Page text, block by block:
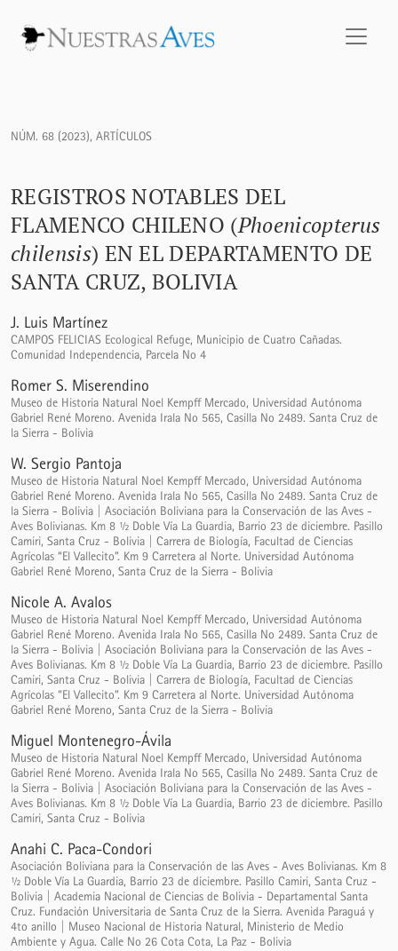
NÚM. 68 (2023), ARTÍCULOS
REGISTROS NOTABLES DEL
FLAMENCO CHILENO (Phoenicopterus
chilensis) EN EL DEPARTAMENTO DE
SANTA CRUZ, BOLIVIA
J. Luis Martínez
CAMPOS FELICIAS Ecological Refuge, Municipio de Cuatro Cañadas.
Comunidad Independencia, Parcela No 4
Romer S. Miserendino
Museo de Historia Natural Noel Kempff Mercado, Universidad Autónoma
Gabriel René Moreno. Avenida Irala No 565, Casilla No 2489. Santa Cruz de
la Sierra - Bolivia
W. Sergio Pantoja
Museo de Historia Natural Noel Kempff Mercado, Universidad Autónoma
Gabriel René Moreno. Avenida Irala No 565, Casilla No 2489. Santa Cruz de
la Sierra - Bolivia | Asociación Boliviana para la Conservación de las Aves -
Aves Bolivianas. Km 8 ½ Doble Vía La Guardia, Barrio 23 de diciembre. Pasillo
Camiri, Santa Cruz - Bolivia | Carrera de Biología, Facultad de Ciencias
Agrícolas “El Vallecito”. Km 9 Carretera al Norte. Universidad Autónoma
Gabriel René Moreno, Santa Cruz de la Sierra - Bolivia
Nicole A. Avalos
Museo de Historia Natural Noel Kempff Mercado, Universidad Autónoma
Gabriel René Moreno. Avenida Irala No 565, Casilla No 2489. Santa Cruz de
la Sierra - Bolivia | Asociación Boliviana para la Conservación de las Aves -
Aves Bolivianas. Km 8 ½ Doble Vía La Guardia, Barrio 23 de diciembre. Pasillo
Camiri, Santa Cruz - Bolivia | Carrera de Biología, Facultad de Ciencias
Agrícolas “El Vallecito”. Km 9 Carretera al Norte. Universidad Autónoma
Gabriel René Moreno, Santa Cruz de la Sierra - Bolivia
Miguel Montenegro-Ávila
Museo de Historia Natural Noel Kempff Mercado, Universidad Autónoma
Gabriel René Moreno. Avenida Irala No 565, Casilla No 2489. Santa Cruz de
la Sierra - Bolivia | Asociación Boliviana para la Conservación de las Aves -
Aves Bolivianas. Km 8 ½ Doble Vía La Guardia, Barrio 23 de diciembre. Pasillo
Camiri, Santa Cruz - Bolivia
Anahi C. Paca-Condori
Asociación Boliviana para la Conservación de las Aves - Aves Bolivianas. Km 8
½ Doble Vía La Guardia, Barrio 23 de diciembre. Pasillo Camiri, Santa Cruz -
Bolivia | Academia Nacional de Ciencias de Bolivia - Departamental Santa
Cruz. Fundación Universitaria de Santa Cruz de la Sierra. Avenida Paraguá y
4to anillo | Museo Nacional de Historia Natural, Ministerio de Medio
Ambiente y Agua. Calle No 26 Cota Cota, La Paz - Bolivia